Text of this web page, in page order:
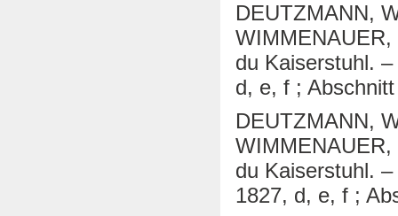
DEUTZMANN,
du Kaiserstuhl.
d, e, f ;
DEUTZMANN,
du Kaiserstuhl.
1827, d, e, f ;